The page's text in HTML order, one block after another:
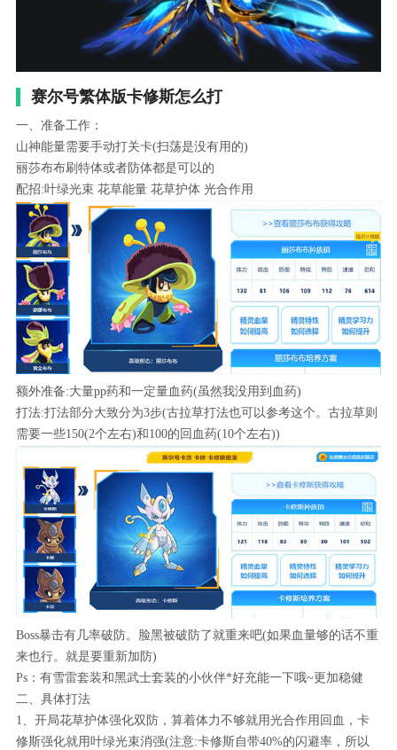
赛尔号繁体版卡修斯怎么打
一、准备工作：
山神能量需要手动打关卡(扫荡是没有用的)
丽莎布布刷特体或者防体都是可以的
配招:叶绿光束 花草能量 花草护体 光合作用
额外准备:大量pp药和一定量血药(虽然我没用到血药)
打法:打法部分大致分为3步(古拉草打法也可以参考这个。古拉草则
需要一些150(2个左右)和100的回血药(10个左右))
Boss暴击有几率破防。脸黑被破防了就重来吧(如果血量够的话不重
来也行。就是要重新加防)
Ps：有雪雷套装和黑武士套装的小伙伴*好充能一下哦~更加稳健
二、具体打法
1、开局花草护体强化双防，算着体力不够就用光合作用回血，卡
修斯强化就用叶绿光束消强(注意:卡修斯自带40%的闪避率，所以